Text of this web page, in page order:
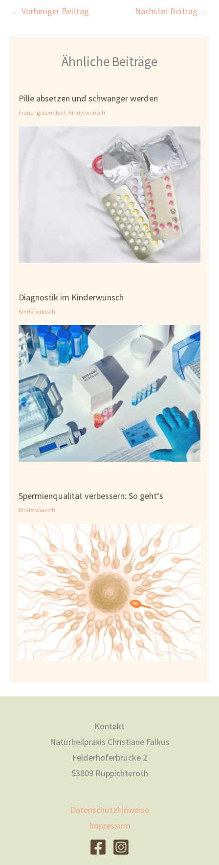
← Vorheriger Beitrag Nächster Beitrag →
Ähnliche Beiträge
Pille absetzen und schwanger werden
Frauengesundheit, Kinderwunsch
Diagnostik im Kinderwunsch
Kinderwunsch
Spermienqualität verbessern: So geht‘s
Kinderwunsch
Kontakt
Naturheilpraxis Christiane Falkus
Felderhoferbrücke 2
53809 Ruppichteroth
Datenschutzhinweise
Impressum